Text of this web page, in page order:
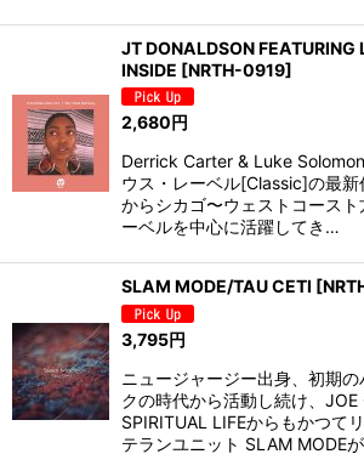
JT DONALDSON FEATURING
INSIDE [NRTH-0919]
2,680円
Derrick Carter & Luke
ウス・レーベル[Classic]の最
からシカゴ〜ウェストコース
ーベルを中心に活躍してき…
SLAM MODE/TAU CETI [
3,795円
ニュージャージー出身、初期
クの時代から活動し続け、JOE
SPIRITUAL LIFEからもかつて
テランユニット SLAM MODE